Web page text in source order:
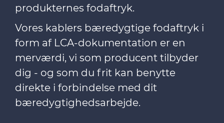
produkternes fodaftryk.
Vores kablers bæredygtige fodaftryk i
form af LCA-dokumentation er en
merværdi, vi som producent tilbyder
dig - og som du frit kan benytte
direkte i forbindelse med dit
bæredygtighedsarbejde.